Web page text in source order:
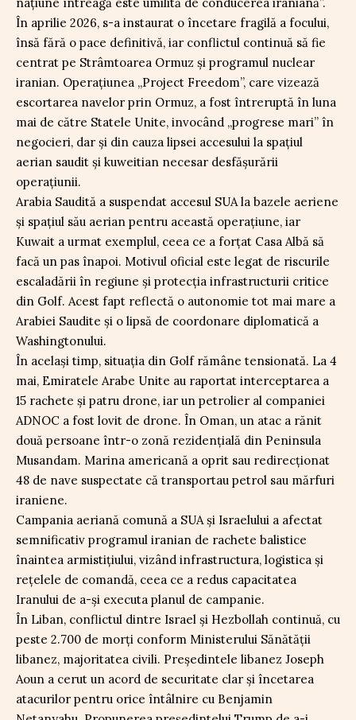
În aprilie 2026, s-a instaurat o încetare fragilă a focului,
însă fără o pace definitivă, iar conflictul continuă să fie
centrat pe Strâmtoarea Ormuz și programul nuclear
iranian. Operațiunea „Project Freedom”, care vizează
escortarea navelor prin Ormuz, a fost întreruptă în luna
mai de către Statele Unite, invocând „progrese mari” în
negocieri, dar și din cauza lipsei accesului la spațiul
aerian saudit și kuweitian necesar desfășurării
operațiunii.
Arabia Saudită a suspendat accesul SUA la bazele aeriene
și spațiul său aerian pentru această operațiune, iar
Kuwait a urmat exemplul, ceea ce a forțat Casa Albă să
facă un pas înapoi. Motivul oficial este legat de riscurile
escaladării în regiune și protecția infrastructurii critice
din Golf. Acest fapt reflectă o autonomie tot mai mare a
Arabiei Saudite și o lipsă de coordonare diplomatică a
Washingtonului.
În același timp, situația din Golf rămâne tensionată. La 4
mai, Emiratele Arabe Unite au raportat interceptarea a
15 rachete și patru drone, iar un petrolier al companiei
ADNOC a fost lovit de drone. În Oman, un atac a rănit
două persoane într-o zonă rezidențială din Peninsula
Musandam. Marina americană a oprit sau redirecționat
48 de nave suspectate că transportau petrol sau mărfuri
iraniene.
Campania aeriană comună a SUA și Israelului a afectat
semnificativ programul iranian de rachete balistice
înaintea armistițiului, vizând infrastructura, logistica și
rețelele de comandă, ceea ce a redus capacitatea
Iranului de a-și executa planul de campanie.
În Liban, conflictul dintre Israel și Hezbollah continuă, cu
peste 2.700 de morți conform Ministerului Sănătății
libanez, majoritatea civili. Președintele libanez Joseph
Aoun a cerut un acord de securitate clar și încetarea
atacurilor pentru orice întâlnire cu Benjamin